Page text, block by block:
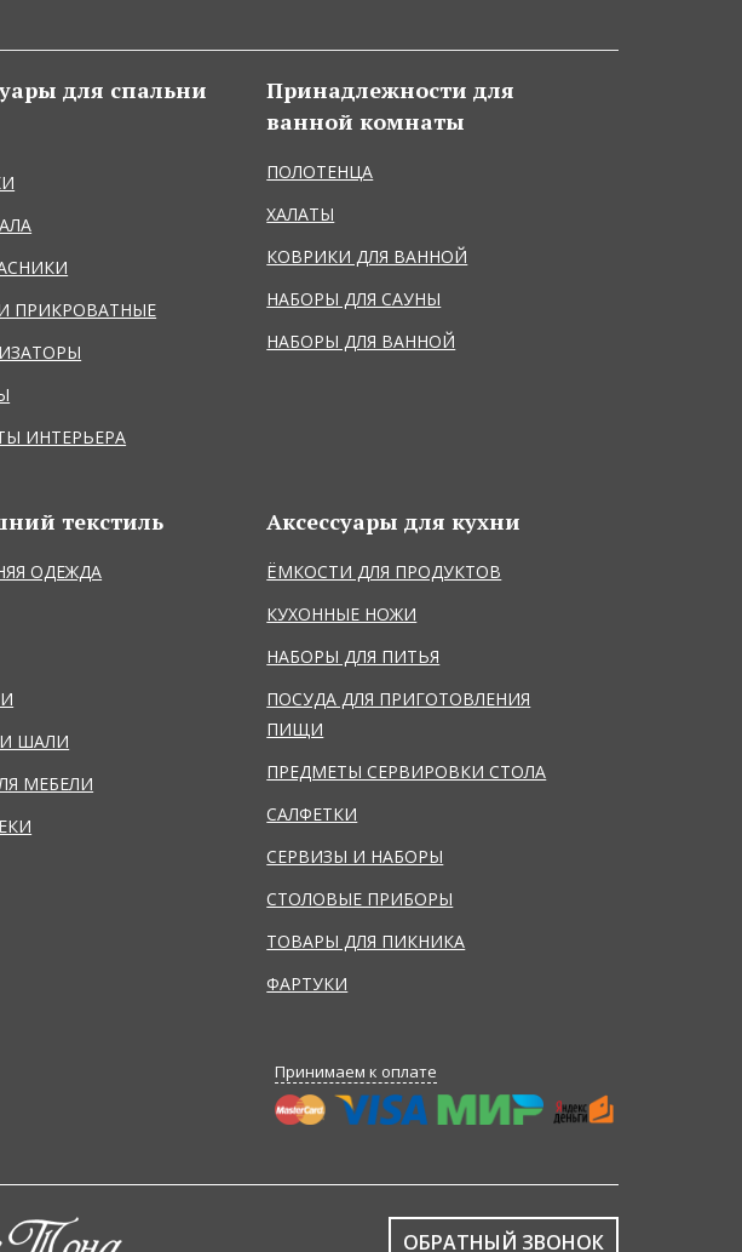
для спальни
ПРИКРОВАТНЫЕ
ИНТЕРЬЕРА
Принадлежности для
ванной комнаты
ПОЛОТЕНЦА
ХАЛАТЫ
КОВРИКИ ДЛЯ ВАННОЙ
НАБОРЫ ДЛЯ САУНЫ
НАБОРЫ ДЛЯ ВАННОЙ
текстиль
ОДЕЖДА
ШАЛИ
МЕБЕЛИ
Аксессуары для кухни
ЁМКОСТИ ДЛЯ ПРОДУКТОВ
КУХОННЫЕ НОЖИ
НАБОРЫ ДЛЯ ПИТЬЯ
ПОСУДА ДЛЯ ПРИГОТОВЛЕНИЯ
ПИЩИ
ПРЕДМЕТЫ СЕРВИРОВКИ СТОЛА
САЛФЕТКИ
СЕРВИЗЫ И НАБОРЫ
СТОЛОВЫЕ ПРИБОРЫ
ТОВАРЫ ДЛЯ ПИКНИКА
ФАРТУКИ
Принимаем к оплате
ОБРАТНЫЙ ЗВОНОК